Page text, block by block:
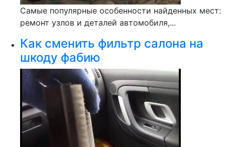
Самые популярные особенности найденных мест:
ремонт узлов и деталей автомобиля,...
Как сменить фильтр салона на
шкоду фабию